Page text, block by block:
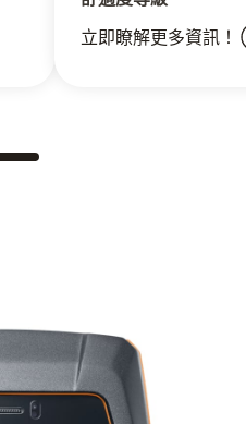
立即瞭解更多資訊！